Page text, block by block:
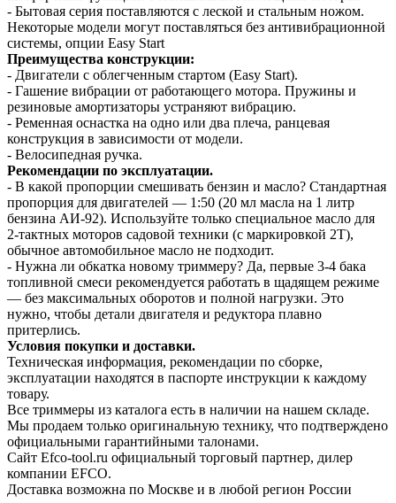
- Бытовая серия поставляются с леской и стальным ножом.
Некоторые модели могут поставляться без антивибрационной
системы, опции Easy Start
Преимущества конструкции:
- Двигатели с облегченным стартом (Easy Start).
- Гашение вибрации от работающего мотора. Пружины и
резиновые амортизаторы устраняют вибрацию.
- Ременная оснастка на одно или два плеча, ранцевая
конструкция в зависимости от модели.
- Велосипедная ручка.
Рекомендации по эксплуатации.
- В какой пропорции смешивать бензин и масло? Стандартная
пропорция для двигателей — 1:50 (20 мл масла на 1 литр
бензина АИ-92). Используйте только специальное масло для
2-тактных моторов садовой техники (с маркировкой 2T),
обычное автомобильное масло не подходит.
- Нужна ли обкатка новому триммеру? Да, первые 3-4 бака
топливной смеси рекомендуется работать в щадящем режиме
— без максимальных оборотов и полной нагрузки. Это
нужно, чтобы детали двигателя и редуктора плавно
притерлись.
Условия покупки и доставки.
Техническая информация, рекомендации по сборке,
эксплуатации находятся в паспорте инструкции к каждому
товару.
Все триммеры из каталога есть в наличии на нашем складе.
Мы продаем только оригинальную технику, что подтверждено
официальными гарантийными талонами.
Сайт Efco-tool.ru официальный торговый партнер, дилер
компании EFCO.
Доставка возможна по Москве и в любой регион России